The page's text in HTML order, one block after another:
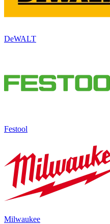
DeWALT
Festool
Milwaukee